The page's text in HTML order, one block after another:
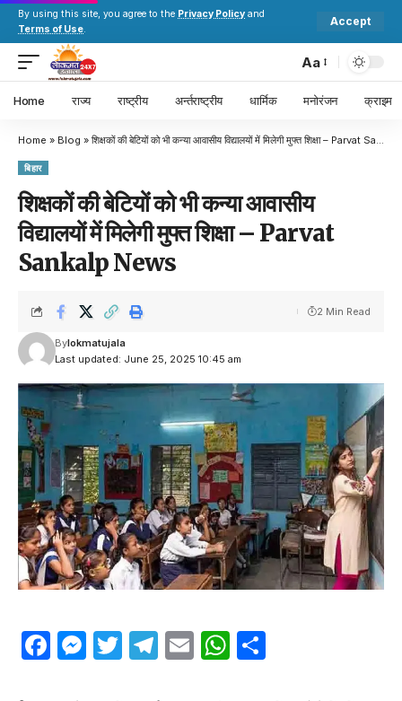
By using this site, you agree to the Privacy Policy and
Terms of Use.
Accept
Aa
Home राज्य राष्ट्रीय अर्न्तराष्ट्रीय धार्मिक मनोरंजन क्राइम
Home » Blog » शिक्षकों की बेटियों को भी कन्या आवासीय विद्यालयों में मिलेगी मुफ्त शिक्षा – Parvat Sankalp News
बिहार
शिक्षकों की बेटियों को भी कन्या आवासीय
विद्यालयों में मिलेगी मुफ्त शिक्षा – Parvat
Sankalp News
Last updated: June 25, 2025 10:45 am
Bylokmatujala
2 Min Read
Facebook
Messenger
Twitter
Telegram
EmailWhatsApp